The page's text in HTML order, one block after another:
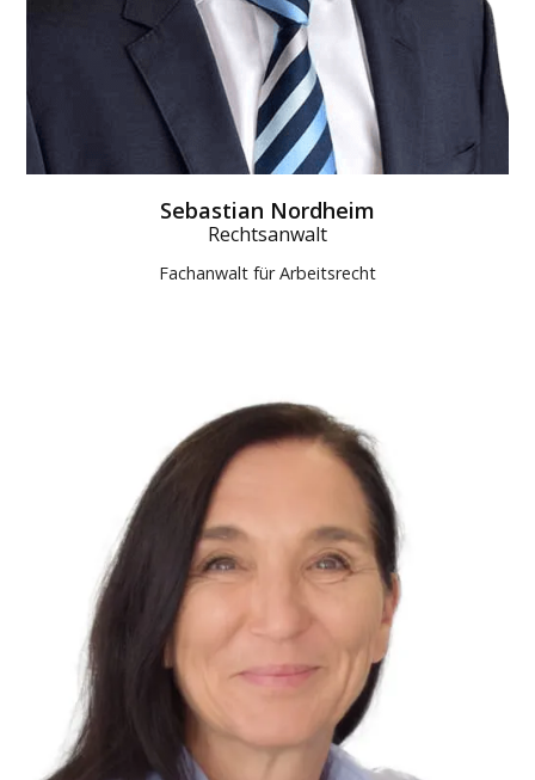
Sebastian Nordheim
Rechtsanwalt
Fachanwalt für Arbeitsrecht